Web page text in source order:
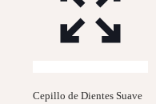
Cepillo de Dientes Suave